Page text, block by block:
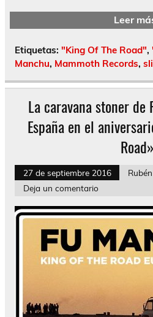
Leer
Etiquetas: "King Of The Road",
Manchu, Mammoth Records,
La caravana stoner de
España en el
Road»
27 de septiembre 2016
Deja un comentario